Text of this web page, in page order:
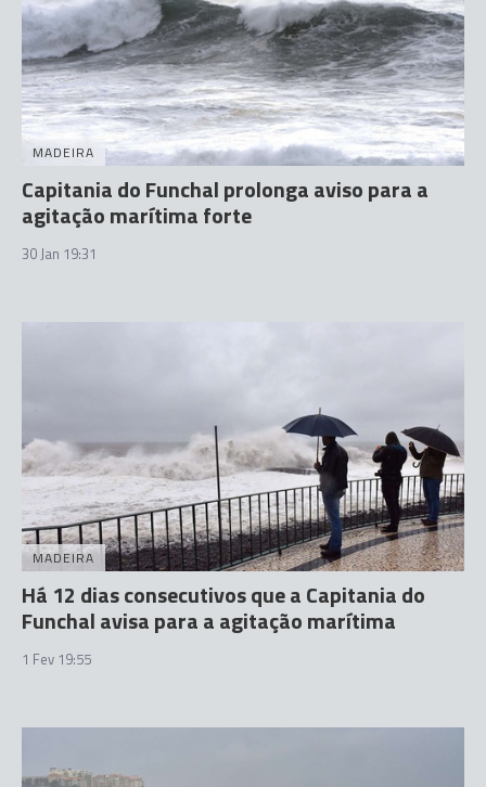
MADEIRA
Capitania do Funchal prolonga aviso para a
agitação marítima forte
30 Jan 19:31
MADEIRA
Há 12 dias consecutivos que a Capitania do
Funchal avisa para a agitação marítima
1 Fev 19:55